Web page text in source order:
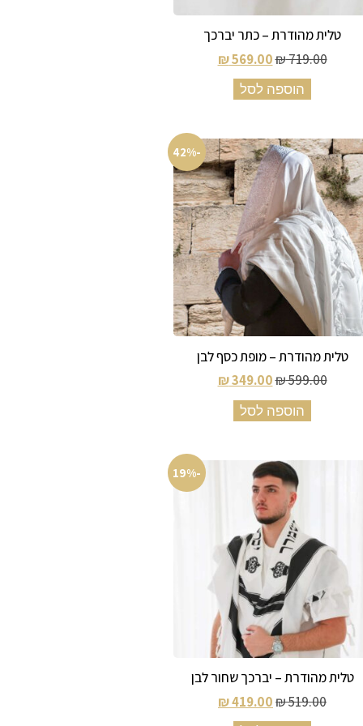
טלית מהודרת – כתר יברכך
₪719.00
₪569.00
הוספה לסל
-42%
טלית מהודרת – מופת כסף לבן
₪599.00
₪349.00
הוספה לסל
-19%
טלית מהודרת – יברכך שחור לבן
₪519.00
₪419.00